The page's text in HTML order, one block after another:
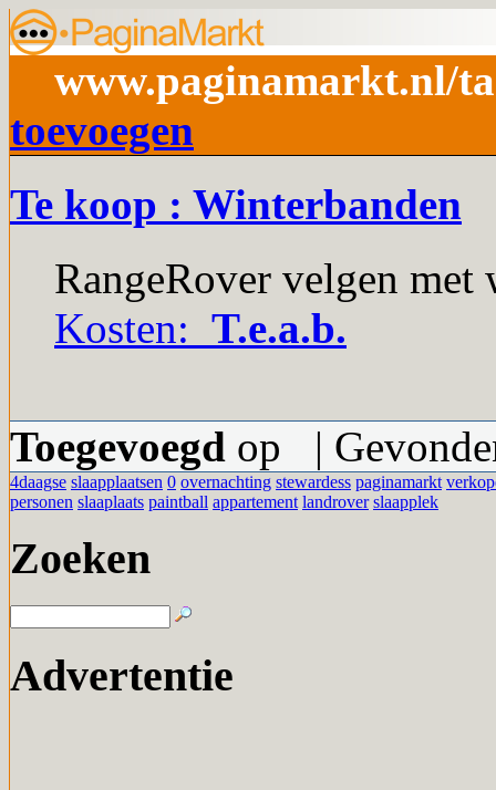
www.paginamarkt.nl/
toevoegen
Te koop : Winterbanden
RangeRover velgen met
Kosten: T.e.a.b.
Toegevoegd op |
4daagse slaapplaatsen 0 overnachting stewardess paginamarkt
personen slaaplaats paintball appartement landrover slaapplek
Zoeken
Advertentie